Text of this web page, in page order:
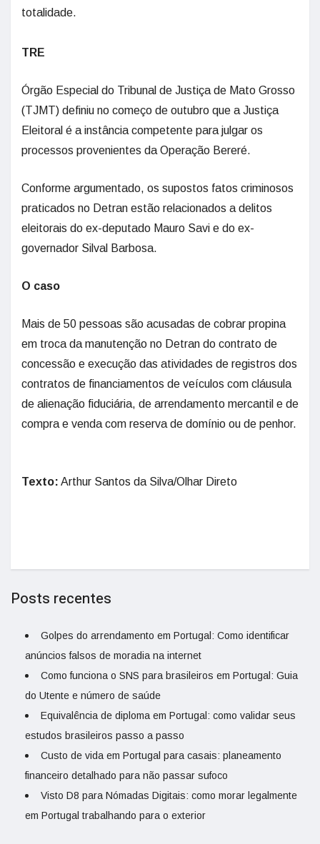
totalidade.
TRE
Órgão Especial do Tribunal de Justiça de Mato Grosso
(TJMT) definiu no começo de outubro que a Justiça
Eleitoral é a instância competente para julgar os
processos provenientes da Operação Bereré.
Conforme argumentado, os supostos fatos criminosos
praticados no Detran estão relacionados a delitos
eleitorais do ex-deputado Mauro Savi e do ex-
governador Silval Barbosa.
O caso
Mais de 50 pessoas são acusadas de cobrar propina
em troca da manutenção no Detran do contrato de
concessão e execução das atividades de registros dos
contratos de financiamentos de veículos com cláusula
de alienação fiduciária, de arrendamento mercantil e de
compra e venda com reserva de domínio ou de penhor.
Texto: Arthur Santos da Silva/Olhar Direto
Posts recentes
Golpes do arrendamento em Portugal: Como identificar
anúncios falsos de moradia na internet
Como funciona o SNS para brasileiros em Portugal: Guia
do Utente e número de saúde
Equivalência de diploma em Portugal: como validar seus
estudos brasileiros passo a passo
Custo de vida em Portugal para casais: planeamento
financeiro detalhado para não passar sufoco
Visto D8 para Nómadas Digitais: como morar legalmente
em Portugal trabalhando para o exterior